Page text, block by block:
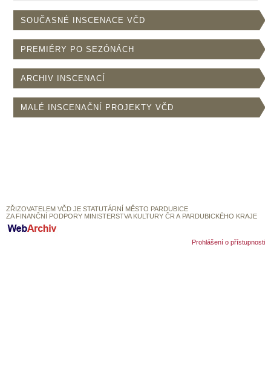
PŘEDPLATNÉ
KONTAKTY
O DIVADLE
DÁLE NABÍZÍME
SOUČASNÉ INSCENACE VČD
PREMIÉRY PO SEZÓNÁCH
ARCHIV INSCENACÍ
MALÉ INSCENAČNÍ PROJEKTY VČD
ZŘIZOVATELEM VČD JE STATUTÁRNÍ MĚSTO PARDUBICE
ZA FINANČNÍ PODPORY MINISTERSTVA KULTURY ČR A PARDUBICKÉHO KRAJE
Prohlášení o přístupnosti